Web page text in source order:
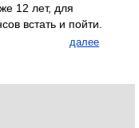
12 лет, для
встать и пойти.
далее